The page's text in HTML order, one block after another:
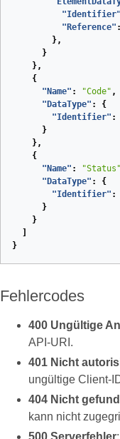
"Identifier"
"Reference" :
},
}
},
{
"Name" : "Code" ,
"DataType" :
{
"Identifier" :
}
},
{
"Name" : "Status"
"DataType" :
{
"Identifier" :
}
}
}
Fehlercodes
400 Ungültige
API-URI.
401 Nicht
ungültige Client-
404 Nicht
kann nicht